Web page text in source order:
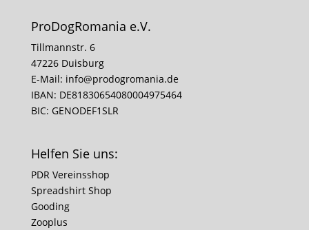
ProDogRomania e.V.
Tillmannstr. 6
47226 Duisburg
E-Mail: info@prodogromania.de
IBAN: DE81830654080004975464
BIC: GENODEF1SLR
Helfen Sie uns:
PDR Vereinsshop
Spreadshirt Shop
Gooding
Zooplus